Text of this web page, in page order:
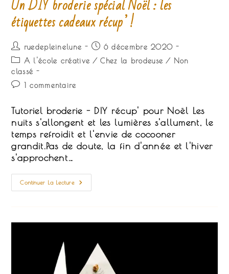
Un DIY broderie spécial Noël : les
étiquettes cadeaux récup’ !
Auteur/autrice
de
la
ruedepleinelune
Publication
publiée :
6 décembre 2020
Post
category:
A l'école créative / Chez la brodeuse / Non
classé
Commentaires
la
publication :
1 commentaire
Tutoriel broderie - DIY récup' pour Noël Les
nuits s'allongent et les lumières s'allument, le
temps refroidit et l'envie de cocooner
grandit.Pas de doute, la fin d'année et l'hiver
s'approchent…
Continuer La LectureUn
DIY
Récup’